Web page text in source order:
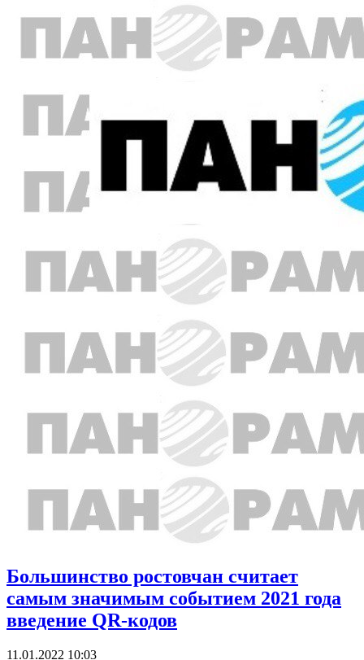
Большинство ростовчан считает
самым значимым событием 2021 года
введение QR-кодов
11.01.2022 10:03